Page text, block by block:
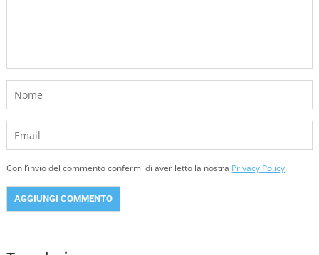
Con l’invio del commento confermi di aver letto la nostra Privacy Policy.